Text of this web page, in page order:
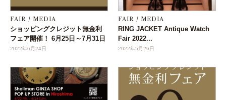
FAIR / MEDIA
ショッピングクレジット無金利
フェア開催！ 6月25日～7月31日
2022年6月24日
FAIR / MEDIA
RING JACKET Antique Watch
Fair 2022...
2022年5月26日